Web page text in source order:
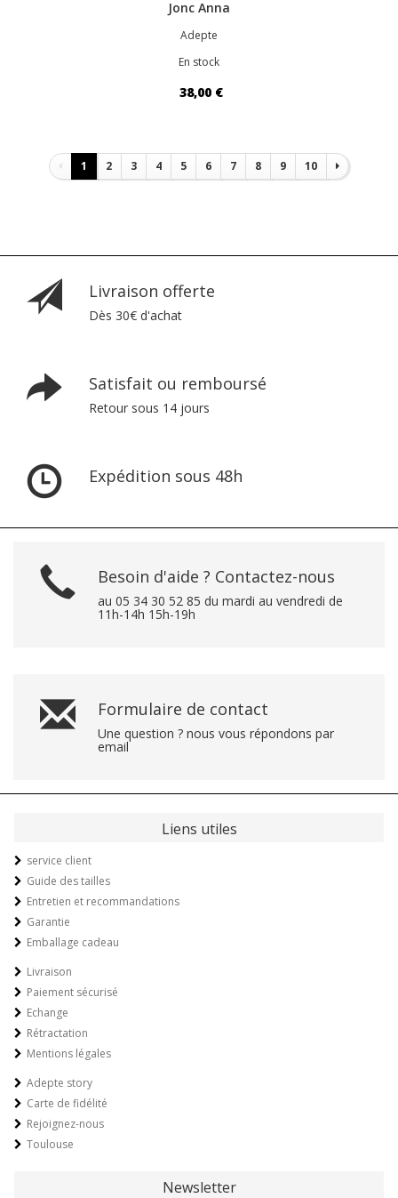
Jonc Anna
Adepte
En stock
38,00 €
Pagination
1 2 3 4 5 6 7 8 9 10
Livraison offerte
Dès 30€ d'achat
Satisfait ou remboursé
Retour sous 14 jours
Expédition sous 48h
Besoin d'aide ? Contactez-nous
au 05 34 30 52 85 du mardi au vendredi de
11h-14h 15h-19h
Formulaire de contact
Une question ? nous vous répondons par
email
Liens utiles
service client
Guide des tailles
Entretien et recommandations
Garantie
Emballage cadeau
Livraison
Paiement sécurisé
Echange
Rétractation
Mentions légales
Adepte story
Carte de fidélité
Rejoignez-nous
Toulouse
Newsletter